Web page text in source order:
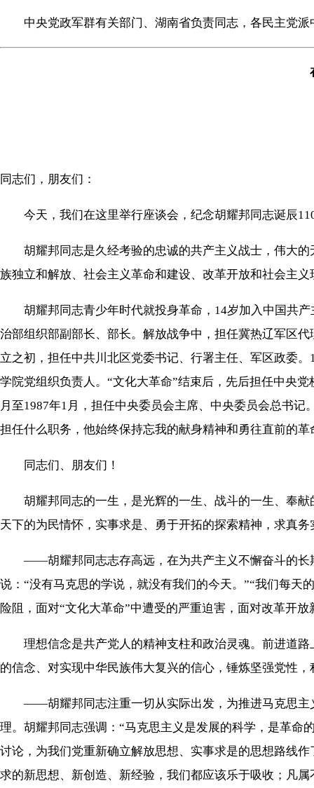
中央党政军群有关部门、湖南省负责同志，各民主党派
同志们，朋友们：
今天，我们在这里举行座谈会，纪念胡耀邦同志诞辰
胡耀邦同志是久经考验的忠诚的共产主义战士，伟大的
族独立和解放、社会主义革命和建设、改革开放和社会主
胡耀邦同志青少年时代就投身革命，14岁加入中国共产
治部组织部副部长、部长。解放战争中，担任冀热辽军区
立之初，担任中共川北区党委书记、行署主任、军区政委
学院党组织负责人。“文化大革命”结束后，先后担任中央
月至1987年1月，担任中央委员会主席、中央委员会总书
担任什么职务，他始终保持忘我的献身精神和勇往直前的
同志们、朋友们！
胡耀邦同志的一生，是光辉的一生、战斗的一生、奉献
天下的为民情怀，实事求是、勇于开拓的探索精神，求真
——胡耀邦同志志存高远，在为共产主义不懈奋斗的长期
说：“没有马克思的学说，就没有我们的今天。”“我们每天
险阻，面对“文化大革命”中遭受的严重迫害，面对改革开
理想信念是共产党人的精神支柱和政治灵魂。前进道路
的信念、对实现中华民族伟大复兴的信心，锤炼坚强党性
——胡耀邦同志注重一切从实际出发，为推进马克思主义
理。胡耀邦同志强调：“马克思主义是发展的科学，是革命
讨论，为我们党重新确立解放思想、实事求是的思想路线
求的新思想、新创造、新经验，我们都应该乐于吸收；凡